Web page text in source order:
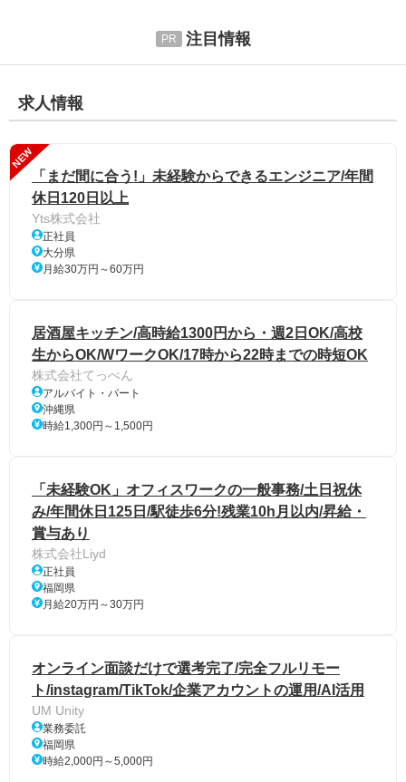
注目情報
求人情報
NEW
「まだ間に合う!」未経験からできるエンジニア/年間
休日120日以上
Yts株式会社
正社員
大分県
月給30万円～60万円
居酒屋キッチン/高時給1300円から・週2日OK/高校
生からOK/WワークOK/17時から22時までの時短OK
株式会社てっぺん
アルバイト・パート
沖縄県
時給1,300円～1,500円
「未経験OK」オフィスワークの一般事務/土日祝休
み/年間休日125日/駅徒歩6分!残業10h月以内/昇給・
賞与あり
株式会社Liyd
正社員
福岡県
月給20万円～30万円
オンライン面談だけで選考完了/完全フルリモー
ト/instagram/TikTok/企業アカウントの運用/AI活用
UM Unity
業務委託
福岡県
時給2,000円～5,000円